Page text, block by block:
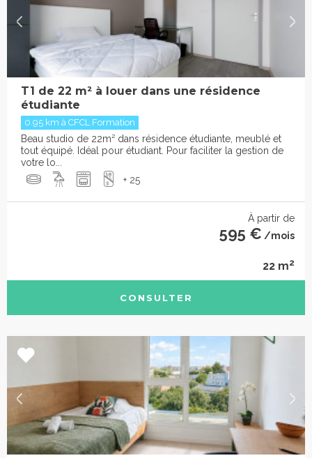
T1 de 22 m² à louer dans une résidence
étudiante
0.95 km à CFCL Formation
Beau studio de 22m² dans résidence étudiante, meublé et
tout équipé. Idéal pour étudiant. Pour faciliter la gestion de
votre lo...
+ 25
À partir de
595 € /mois
22 m2
CONSULTER